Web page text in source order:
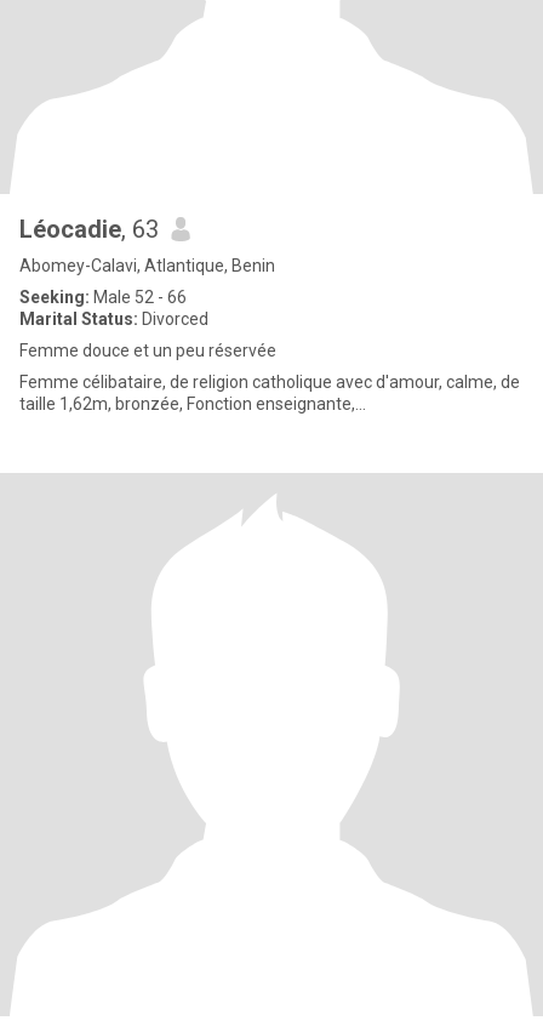
Léocadie, 63
Abomey-Calavi, Atlantique, Benin
Seeking: Male 52 - 66
Marital Status: Divorced
Femme douce et un peu réservée
Femme célibataire, de religion catholique avec d'amour, calme, de
taille 1,62m, bronzée, Fonction enseignante,...